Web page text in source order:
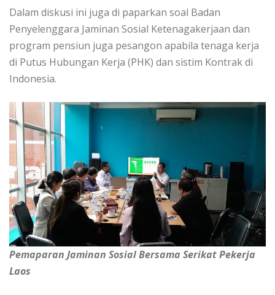
Dalam diskusi ini juga di paparkan soal Badan
Penyelenggara Jaminan Sosial Ketenagakerjaan dan
program pensiun juga pesangon apabila tenaga kerja
di Putus Hubungan Kerja (PHK) dan sistim Kontrak di
Indonesia.
Pemaparan Jaminan Sosial Bersama Serikat Pekerja
Laos